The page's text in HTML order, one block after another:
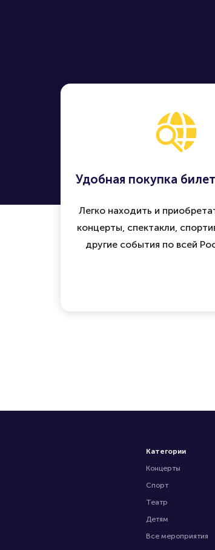
Удобная покупка
Легко находить и
концерты, спектакли,
другие события по всей
Категории
Концерты
Спорт
Театр
Детям
Все мероприятия